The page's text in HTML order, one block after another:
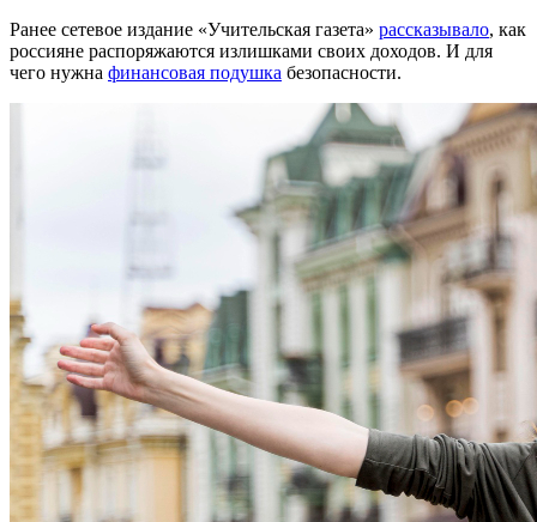
Ранее сетевое издание «Учительская газета» рассказывало, как
россияне распоряжаются излишками своих доходов. И для
чего нужна финансовая подушка безопасности.